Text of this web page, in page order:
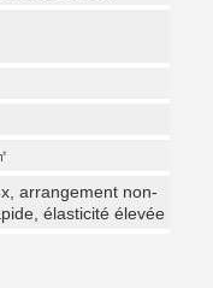
arrangement non-
élasticité élevée